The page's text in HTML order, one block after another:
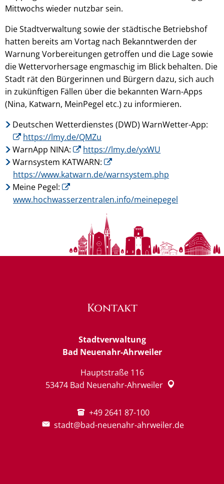
Mittwochs wieder nutzbar sein.
Die Stadtverwaltung sowie der städtische Betriebshof
hatten bereits am Vortag nach Bekanntwerden der
Warnung Vorbereitungen getroffen und die Lage sowie
die Wettervorhersage engmaschig im Blick behalten. Die
Stadt rät den Bürgerinnen und Bürgern dazu, sich auch
in zukünftigen Fällen über die bekannten Warn-Apps
(Nina, Katwarn, MeinPegel etc.) zu informieren.
Deutschen Wetterdienstes (DWD) WarnWetter-App:
https://lmy.de/QMZu
WarnApp NINA:
https://lmy.de/yxWU
Warnsystem KATWARN:
https://www.katwarn.de/warnsystem.php
Meine Pegel:
www.hochwasserzentralen.info/meinepegel
Kontakt
Stadtverwaltung
Bad Neuenahr-Ahrweiler
Hauptstraße 116
53474 Bad Neuenahr-Ahrweiler
+49 2641 87-100
stadt@bad-neuenahr-ahrweiler.de